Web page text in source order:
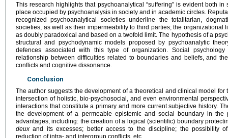
This research highlights that psychoanalytical “suffering” is evident both
place occupied by psychoanalysis in society and in academic circles.
recognized psychoanalytical societies underline the totalitarian,
societies, as well as their impermeability to third parties; the organizational
as doubly paradoxical and based on a twofold limit. The hypothesis of a
structural and psychodynamic models proposed by psychoanalytic
defences associated with this type of organization. Social
relationship between difficulties related to boundaries and beliefs, and
conflicts and cognitive dissonance.
Conclusion
The author suggests the development of a theoretical and clinical model
intersection of holistic, bio-psychosocial, and even environmental
interactions that constitute a primary and more current subjective history.
the development of a permeable epistemic and social boundary in the
advantages, including: the creation of a logical (scientific) boundary
deux and its excesses; better access to the discipline; the possibility
reduction of intra- and intergroup conflicts, etc.